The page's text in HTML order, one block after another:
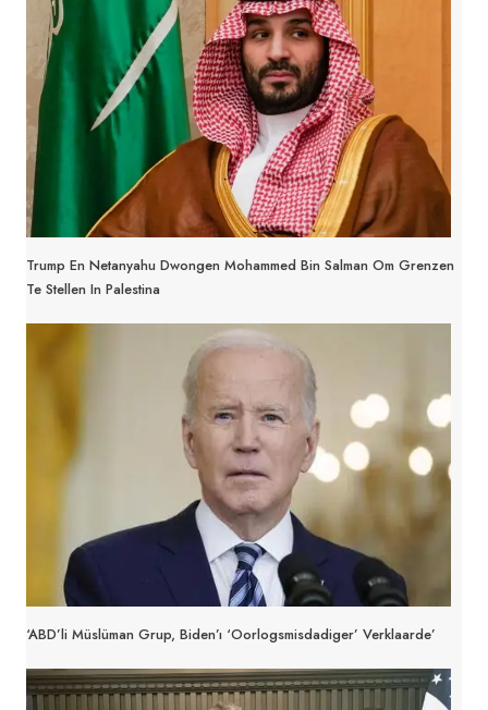
Trump En Netanyahu Dwongen Mohammed Bin Salman Om Grenzen
Te Stellen In Palestina
‘ABD’li Müslüman Grup, Biden’ı ‘Oorlogsmisdadiger’ Verklaarde’